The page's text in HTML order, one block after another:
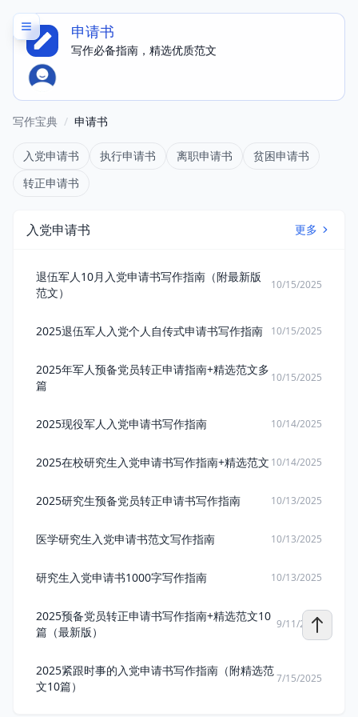
申请书
写作必备指南，精选优质范文
写作宝典 / 申请书
入党申请书 执行申请书 离职申请书
贫困申请书
转正申请书
入党申请书 更多
退伍军人10月入党申请书写作指南（附最新版
范文）
10/15/2025
2025退伍军人入党个人自传式申请书写作指南 10/15/2025
2025年军人预备党员转正申请指南+精选范文多
篇
10/15/2025
2025现役军人入党申请书写作指南 10/14/2025
2025在校研究生入党申请书写作指南+精选范文 10/14/2025
2025研究生预备党员转正申请书写作指南 10/13/2025
医学研究生入党申请书范文写作指南 10/13/2025
研究生入党申请书1000字写作指南 10/13/2025
2025预备党员转正申请书写作指南+精选范文10
篇（最新版）
9/11/2025
2025紧跟时事的入党申请书写作指南（附精选范
文10篇）
7/15/2025